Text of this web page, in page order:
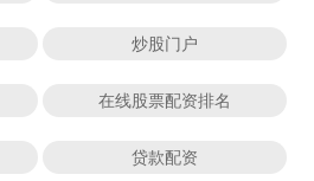
炒股门户
在线股票配资排名
贷款配资